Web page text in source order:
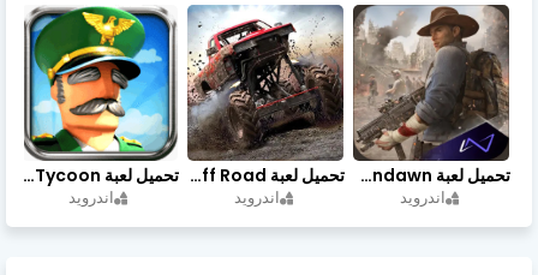
تحميل لعبة Undawn مهكرة للأندرويد أخر إصدار | تحميل مباشر + موارد غير محدودة
اندرويد
تحميل لعبة Trucks Off Road مهكرة اخر اصدار
اندرويد
تحميل لعبة Idle Military SCH Tycoon مهكرة آخر إصدار
اندرويد